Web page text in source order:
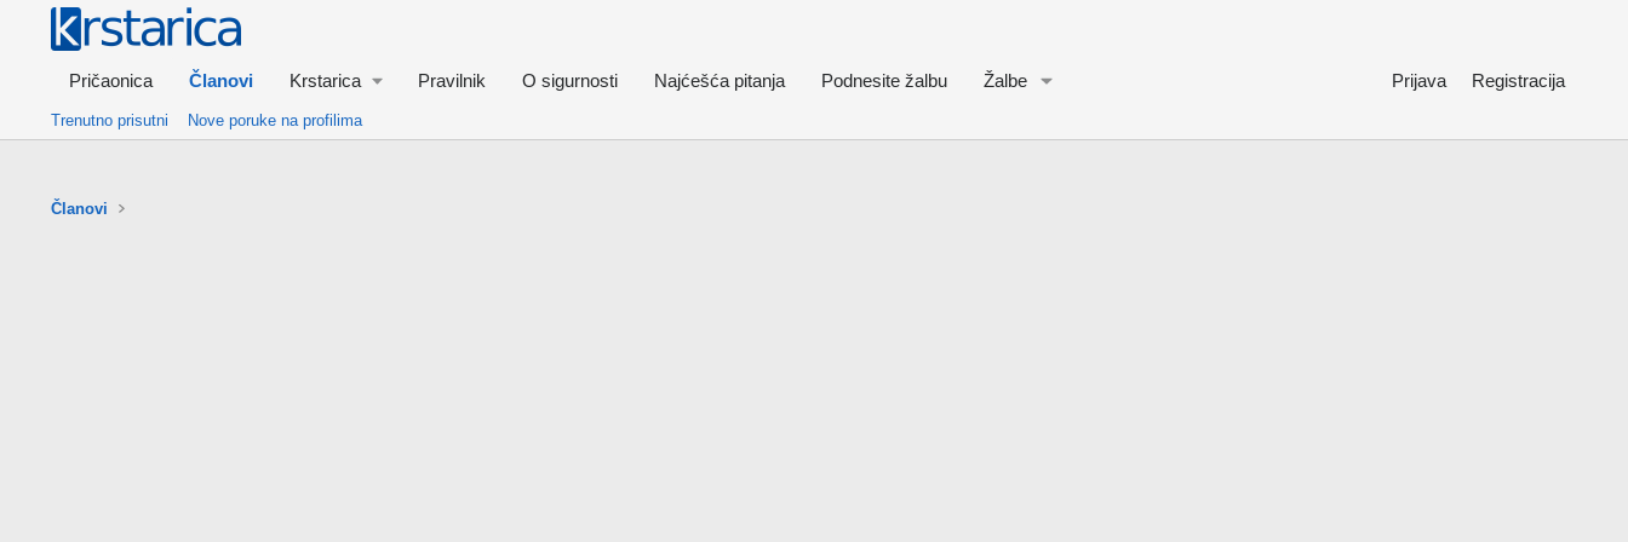
Pričaonica Članovi Krstarica Pravilnik O sigurnosti Najćešća pitanja Podnesite žalbu Žalbe Prijava Registracija
Trenutno prisutni Nove poruke na profilima
Članovi